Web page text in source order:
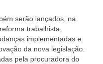
serão lançados, na
trabalhista,
implementadas e
da nova legislação.
pela procuradora do